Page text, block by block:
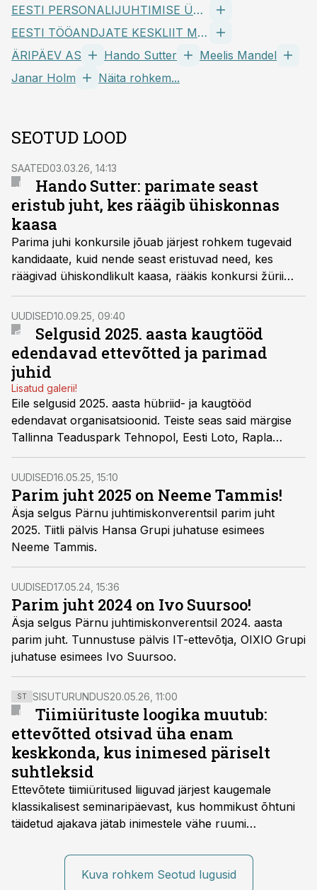
EESTI PERSONALIJUHTIMISE ÜHING PARE MTÜ
EESTI TÖÖANDJATE KESKLIIT MTÜ
ÄRIPÄEV AS
Hando Sutter
Meelis Mandel
Janar Holm
Näita rohkem...
SEOTUD LOOD
SAATED03.03.26, 14:13
Hando Sutter: parimate seast
eristub juht, kes räägib ühiskonnas
kaasa
Parima juhi konkursile jõuab järjest rohkem tugevaid
kandidaate, kuid nende seast eristuvad need, kes
räägivad ühiskondlikult kaasa, rääkis konkursi žürii
liige, Eesti tööandjate keskliidu tegevjuht Hando Sutter.
UUDISED10.09.25, 09:40
Selgusid 2025. aasta kaugtööd
edendavad ettevõtted ja parimad
juhid
Lisatud galerii!
Eile selgusid 2025. aasta hübriid- ja kaugtööd
edendavat organisatsioonid. Teiste seas said märgise
Tallinna Teaduspark Tehnopol, Eesti Loto, Rapla
vallavalitsus ja sotsiaalministeerium.
UUDISED16.05.25, 15:10
Parim juht 2025 on Neeme Tammis!
Äsja selgus Pärnu juhtimiskonverentsil parim juht
2025. Tiitli pälvis Hansa Grupi juhatuse esimees
Neeme Tammis.
UUDISED17.05.24, 15:36
Parim juht 2024 on Ivo Suursoo!
Äsja selgus Pärnu juhtimiskonverentsil 2024. aasta
parim juht. Tunnustuse pälvis IT-ettevõtja, OIXIO Grupi
juhatuse esimees Ivo Suursoo.
ST SISUTURUNDUS20.05.26, 11:00
Tiimiürituste loogika muutub:
ettevõtted otsivad üha enam
keskkonda, kus inimesed päriselt
suhtleksid
Ettevõtete tiimiüritused liiguvad järjest kaugemale
klassikalisest seminaripäevast, kus hommikust õhtuni
täidetud ajakava jätab inimestele vähe ruumi
räägitakse, miks otsivad ettevõtted üha enam paikasid,
kus keskkond ise aitaks inimesed töörežiimist välja
Kuva rohkem Seotud lugusid